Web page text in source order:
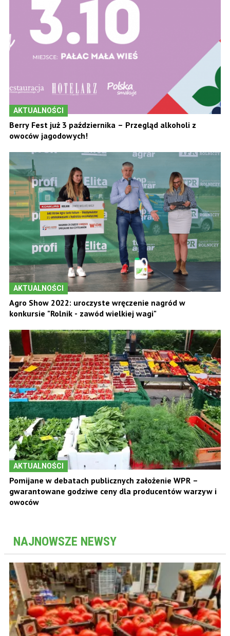
AKTUALNOŚCI
Berry Fest już 3 października – Przegląd alkoholi z
owoców jagodowych!
AKTUALNOŚCI
Agro Show 2022: uroczyste wręczenie nagród w
konkursie "Rolnik - zawód wielkiej wagi"
AKTUALNOŚCI
Pomijane w debatach publicznych założenie WPR –
gwarantowane godziwe ceny dla producentów warzyw i
owoców
NAJNOWSZE NEWSY